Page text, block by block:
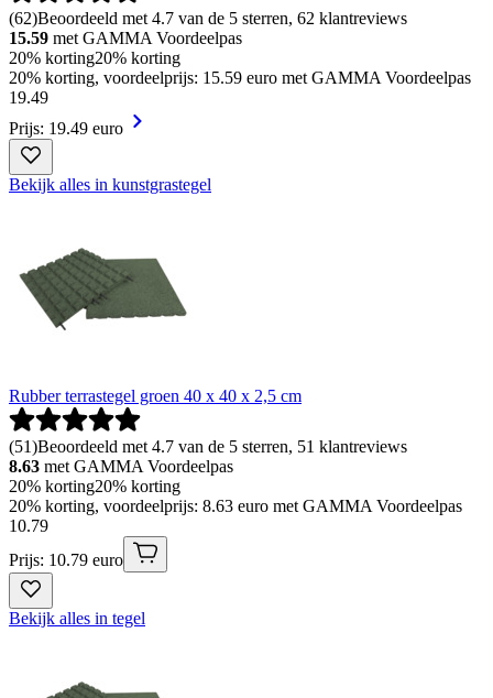
(62)Beoordeeld met 4.7 van de 5 sterren, 62 klantreviews
15.59 met GAMMA Voordeelpas
20% korting20% korting
20% korting, voordeelprijs: 15.59 euro met GAMMA Voordeelpas
19.49
Prijs: 19.49 euro
Bekijk alles in kunstgrastegel
Rubber terrastegel groen 40 x 40 x 2,5 cm
(51)Beoordeeld met 4.7 van de 5 sterren, 51 klantreviews
8.63 met GAMMA Voordeelpas
20% korting20% korting
20% korting, voordeelprijs: 8.63 euro met GAMMA Voordeelpas
10.79
Prijs: 10.79 euro
Bekijk alles in tegel